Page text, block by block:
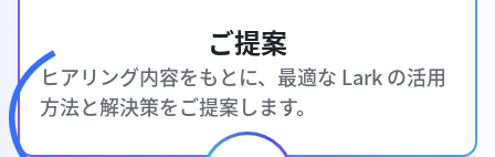
ご提案
ヒアリング内容をもとに、最適な Lark の活用
方法と解決策をご提案します。